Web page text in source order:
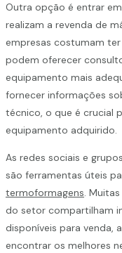
Outra opção é entrar
realizam a revenda de
empresas costumam
podem oferecer
equipamento mais
fornecer informações
técnico, o que é crucial
equipamento adquirido.
As redes sociais e
são ferramentas úteis
termoformagens.
do setor compartilham
disponíveis para venda,
encontrar os melhores